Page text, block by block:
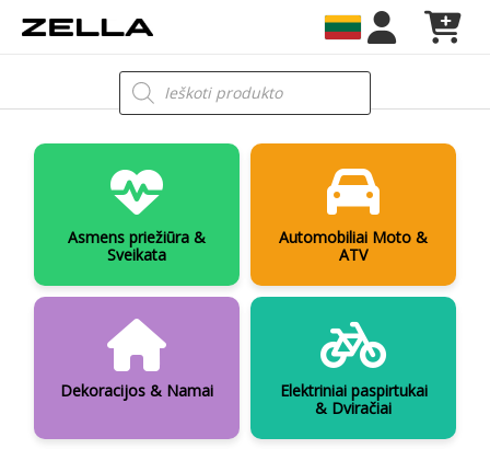
prie
Products
search
Asmens priežiūra &
Sveikata
Automobiliai Moto &
ATV
Dekoracijos & Namai
Elektriniai paspirtukai
& Dviračiai